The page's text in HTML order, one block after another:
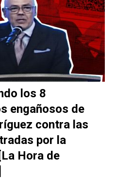
los 8
engañosos de
contra las
por la
Hora de